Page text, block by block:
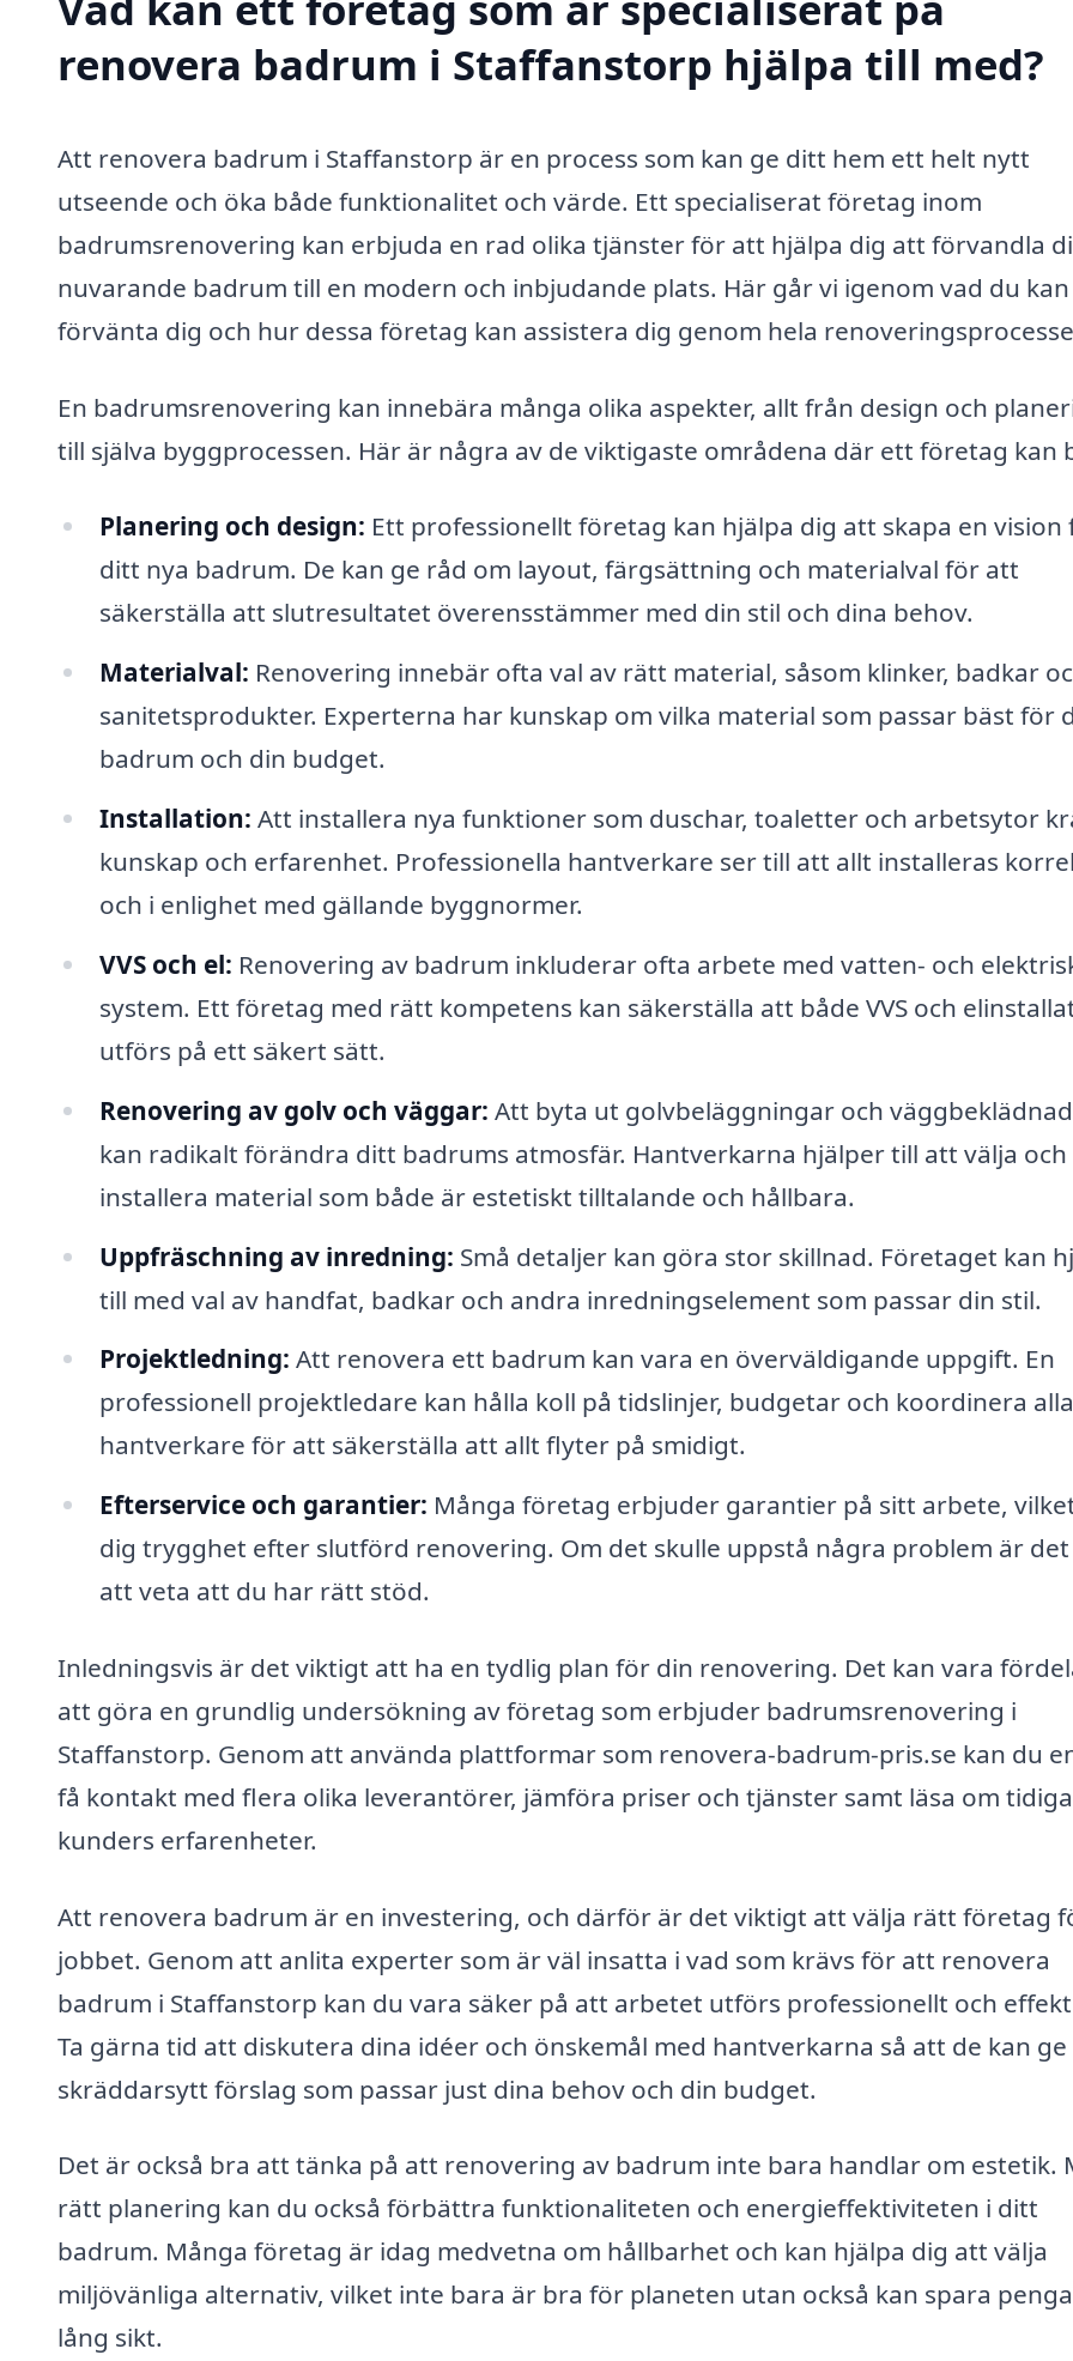
renovera badrum i Staffanstorp hjälpa till med?
Att renovera badrum i Staffanstorp är en process som kan ge ditt hem ett helt nytt
utseende och öka både funktionalitet och värde. Ett specialiserat företag inom
badrumsrenovering kan erbjuda en rad olika tjänster för att hjälpa dig att förvandla
nuvarande badrum till en modern och inbjudande plats. Här går vi igenom vad du kan
förvänta dig och hur dessa företag kan assistera dig genom hela
En badrumsrenovering kan innebära många olika aspekter, allt från design och
till själva byggprocessen. Här är några av de viktigaste områdena där ett företag kan
Planering och design: Ett professionellt företag kan hjälpa dig att skapa en vision
ditt nya badrum. De kan ge råd om layout, färgsättning och materialval för att
säkerställa att slutresultatet överensstämmer med din stil och dina behov.
Materialval: Renovering innebär ofta val av rätt material, såsom klinker, badkar
sanitetsprodukter. Experterna har kunskap om vilka material som passar bäst för
badrum och din budget.
Installation: Att installera nya funktioner som duschar, toaletter och arbetsytor
kunskap och erfarenhet. Professionella hantverkare ser till att allt installeras
och i enlighet med gällande byggnormer.
VVS och el: Renovering av badrum inkluderar ofta arbete med vatten- och
system. Ett företag med rätt kompetens kan säkerställa att både VVS och
utförs på ett säkert sätt.
Renovering av golv och väggar: Att byta ut golvbeläggningar och
kan radikalt förändra ditt badrums atmosfär. Hantverkarna hjälper till att välja och
installera material som både är estetiskt tilltalande och hållbara.
Uppfräschning av inredning: Små detaljer kan göra stor skillnad. Företaget kan
till med val av handfat, badkar och andra inredningselement som passar din stil.
Projektledning: Att renovera ett badrum kan vara en överväldigande uppgift. En
professionell projektledare kan hålla koll på tidslinjer, budgetar och koordinera
hantverkare för att säkerställa att allt flyter på smidigt.
Efterservice och garantier: Många företag erbjuder garantier på sitt arbete,
dig trygghet efter slutförd renovering. Om det skulle uppstå några problem är
att veta att du har rätt stöd.
Inledningsvis är det viktigt att ha en tydlig plan för din renovering. Det kan vara
att göra en grundlig undersökning av företag som erbjuder badrumsrenovering i
Staffanstorp. Genom att använda plattformar som renovera-badrum-pris.se kan du
få kontakt med flera olika leverantörer, jämföra priser och tjänster samt läsa om
kunders erfarenheter.
Att renovera badrum är en investering, och därför är det viktigt att välja rätt företag
jobbet. Genom att anlita experter som är väl insatta i vad som krävs för att renovera
badrum i Staffanstorp kan du vara säker på att arbetet utförs professionellt och
Ta gärna tid att diskutera dina idéer och önskemål med hantverkarna så att de kan
skräddarsytt förslag som passar just dina behov och din budget.
Det är också bra att tänka på att renovering av badrum inte bara handlar om estetik.
rätt planering kan du också förbättra funktionaliteten och energieffektiviteten i ditt
badrum. Många företag är idag medvetna om hållbarhet och kan hjälpa dig att välja
miljövänliga alternativ, vilket inte bara är bra för planeten utan också kan spara
lång sikt.